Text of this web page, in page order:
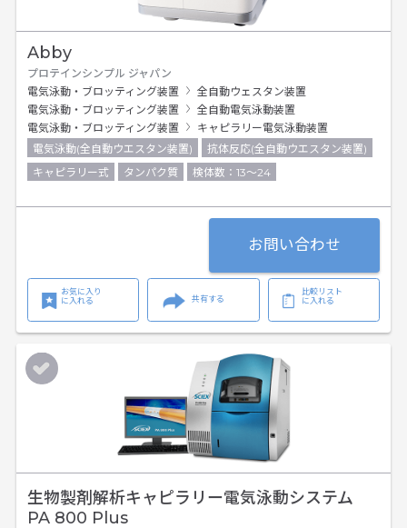
Abby
プロテインシンプル ジャパン
電気泳動・ブロッティング装置
全自動ウェスタン装置
電気泳動・ブロッティング装置
全自動電気泳動装置
電気泳動・ブロッティング装置
キャピラリー電気泳動装置
電気泳動(全自動ウエスタン装置)
抗体反応(全自動ウエスタン装置)
キャピラリー式
タンパク質 検体数：13～24
お問い合わせ
お気に入り
に入れる
共有する
比較リスト
に入れる
生物製剤解析キャピラリー電気泳動システム
PA 800 Plus